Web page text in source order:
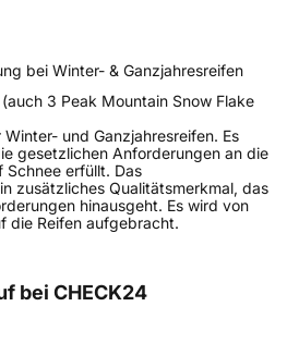
bei Winter- & Ganzjahresreifen
3 Peak Mountain Snow Flake
und Ganzjahresreifen. Es
gesetzlichen Anforderungen an die
Schnee erfüllt. Das
zusätzliches Qualitätsmerkmal, das
hinausgeht. Es wird von
die Reifen aufgebracht.
bei CHECK24